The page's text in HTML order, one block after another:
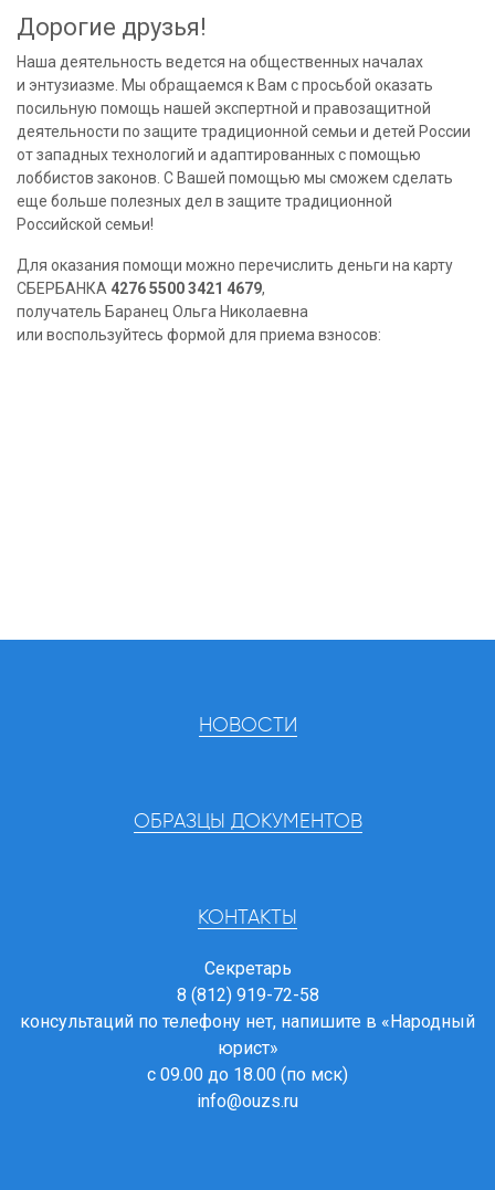
Дорогие друзья!
Наша деятельность ведется на общественных началах
и энтузиазме. Мы обращаемся к Вам с просьбой оказать
посильную помощь нашей экспертной и правозащитной
деятельности по защите традиционной семьи и детей России
от западных технологий и адаптированных с помощью
лоббистов законов. С Вашей помощью мы сможем сделать
еще больше полезных дел в защите традиционной
Российской семьи!
Для оказания помощи можно перечислить деньги на карту
СБЕРБАНКА 4276 5500 3421 4679,
получатель Баранец Ольга Николаевна
или воспользуйтесь формой для приема взносов:
НОВОСТИ
ОБРАЗЦЫ ДОКУМЕНТОВ
КОНТАКТЫ
Секретарь
8 (812) 919-72-58
консультаций по телефону нет, напишите в «Народный
юрист»
с 09.00 до 18.00 (по мск)
info@ouzs.ru